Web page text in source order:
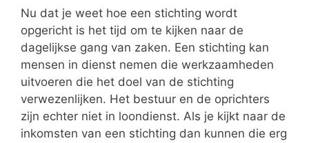
Nu dat je weet hoe een stichting wordt
opgericht is het tijd om te kijken naar de
dagelijkse gang van zaken. Een stichting kan
mensen in dienst nemen die werkzaamheden
uitvoeren die het doel van de stichting
verwezenlijken. Het bestuur en de oprichters
zijn echter niet in loondienst. Als je kijkt naar de
inkomsten van een stichting dan kunnen die erg